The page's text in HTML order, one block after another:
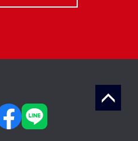
最先端技術
禍